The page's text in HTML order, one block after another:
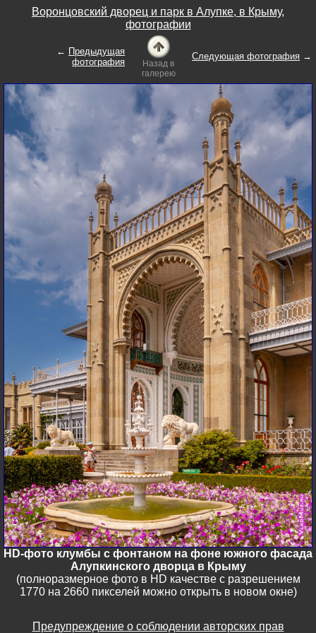
Воронцовский дворец и парк в Алупке, в Крыму,
фотографии
← Предыдущая
фотография
Назад в
галерею
Следующая фотография →
HD-фото клумбы с фонтаном на фоне южного фасада
Алупкинского дворца в Крыму
(полноразмерное фото в HD качестве с разрешением
1770 на 2660 пикселей можно открыть в новом окне)
Предупреждение о соблюдении авторских прав